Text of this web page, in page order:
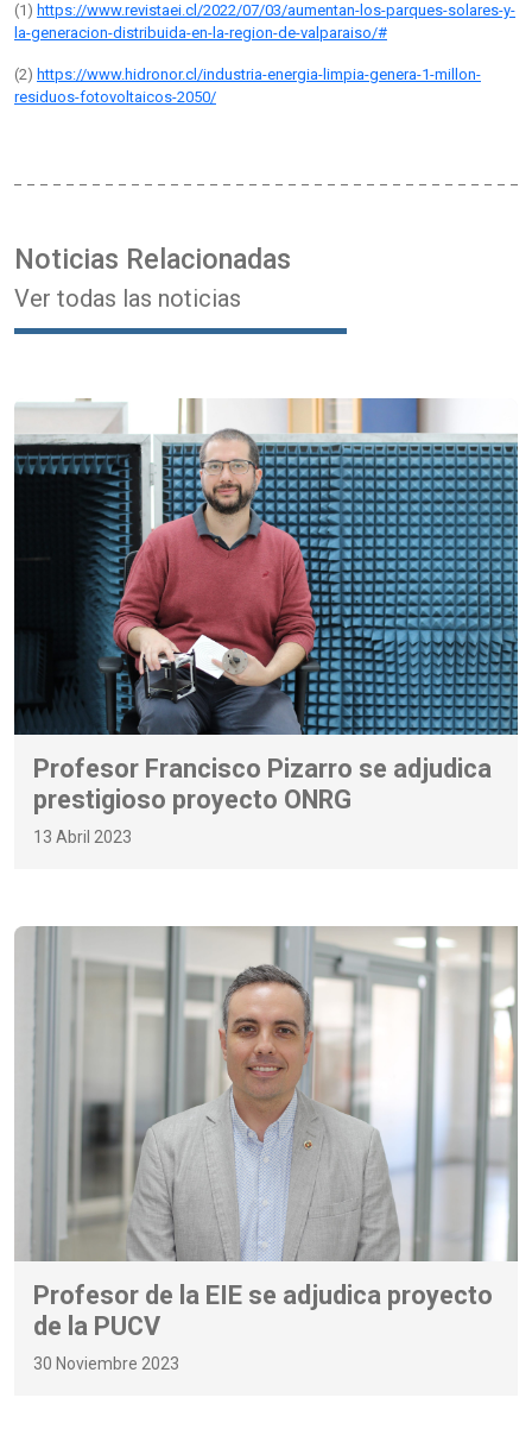
(1) https://www.revistaei.cl/2022/07/03/aumentan-los-parques-solares-y-
la-generacion-distribuida-en-la-region-de-valparaiso/#
(2) https://www.hidronor.cl/industria-energia-limpia-genera-1-millon-
residuos-fotovoltaicos-2050/
Noticias Relacionadas
Ver todas las noticias
Profesor Francisco Pizarro se adjudica
prestigioso proyecto ONRG
13 Abril 2023
Profesor de la EIE se adjudica proyecto
de la PUCV
30 Noviembre 2023